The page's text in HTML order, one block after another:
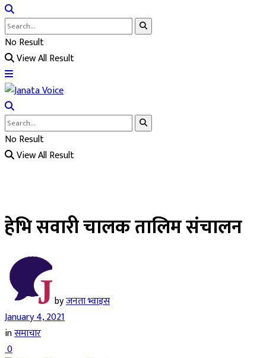
No Result
View All Result
No Result
View All Result
हेभि सवारी चालक तालिम संचालन
byजनता भ्वाइस
January 4, 2021
inसमाचार
0